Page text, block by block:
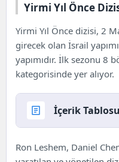
Yirmi Yıl Önce
Yirmi Yıl Önce dizisi, 2
girecek olan İsrail
yapımıdır. İlk sezonu 8
kategorisinde yer alıyor.
İçerik Tablosu
Yirmi Yıl Önce
Yirmi Yıl Önce
Ron Leshem, Daniel